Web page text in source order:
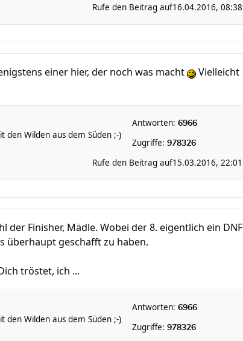
16.04.2016, 08:38
Rufe den Beitrag auf
einer hier, der noch was macht
Vielleicht
den Wilden aus dem Süden ;-)
Antworten: 6966
Zugriffe: 978326
15.03.2016, 22:01
Rufe den Beitrag auf
Finisher, Mädle. Wobei der 8. eigentlich ein DNF
überhaupt geschafft zu haben.
tröstet, ich ...
den Wilden aus dem Süden ;-)
Antworten: 6966
Zugriffe: 978326